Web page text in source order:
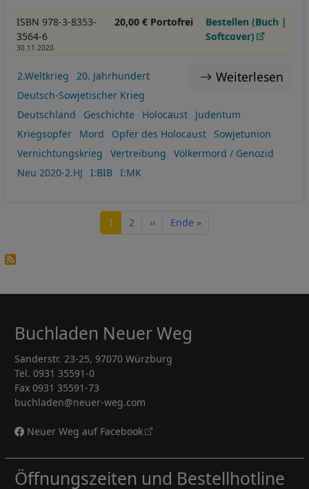
ISBN 978-3-8353-
3564-6
30.11.2020
20,00 € Portofrei
Bestellen (Buch |
Softcover)
Weiterlesen
2.Weltkrieg
20. Jahrhundert
Deutsch-Sowjetischer Krieg
Deutschland
Geschichte Holocaust
Judentum
Kriegsopfer
Mord Opfer des Holocaust
Sowjetunion
Vernichtungskrieg
Vertreibung
Völkermord / Genozid
Neu 2020-2.HJ
I:BIB I:MK
Seite
1 Seite
2 Nächste Seite
›› Letzte Seite
Ende »
Buchladen Neuer Weg
Sanderstr. 23-25, 97070 Würzburg
Tel. 0931 35591-0
Fax 0931 35591-73
buchladen@neuer-weg.com
Neuer Weg auf Facebook
Öffnungszeiten und Bestellhotline